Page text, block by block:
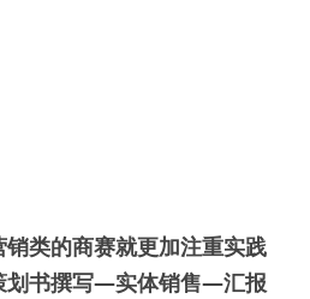
销类的商赛就更加注重实践
划书撰写—实体销售—汇报